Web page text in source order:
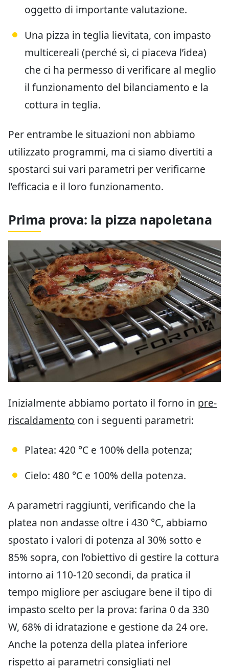
oggetto di importante valutazione.
Una pizza in teglia lievitata, con impasto
multicereali (perché sì, ci piaceva l’idea)
che ci ha permesso di verificare al meglio
il funzionamento del bilanciamento e la
cottura in teglia.
Per entrambe le situazioni non abbiamo
utilizzato programmi, ma ci siamo divertiti a
spostarci sui vari parametri per verificarne
l’efficacia e il loro funzionamento.
Prima prova: la pizza napoletana
Inizialmente abbiamo portato il forno in pre-
riscaldamento con i seguenti parametri:
Platea: 420 °C e 100% della potenza;
Cielo: 480 °C e 100% della potenza.
A parametri raggiunti, verificando che la
platea non andasse oltre i 430 °C, abbiamo
spostato i valori di potenza al 30% sotto e
85% sopra, con l’obiettivo di gestire la cottura
intorno ai 110-120 secondi, da pratica il
tempo migliore per asciugare bene il tipo di
impasto scelto per la prova: farina 0 da 330
W, 68% di idratazione e gestione da 24 ore.
Anche la potenza della platea inferiore
rispetto ai parametri consigliati nel